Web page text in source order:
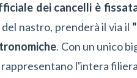
dei cancelli è
nastro, prenderà il via il
. Con un unico
l'intera